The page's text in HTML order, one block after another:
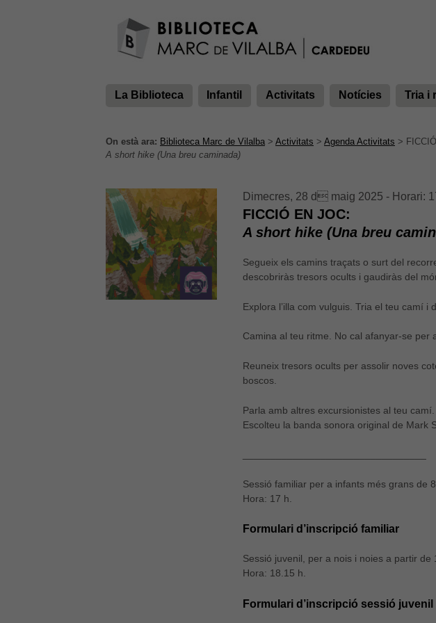
La Biblioteca Infantil Activitats Notícies Tria i
On està ara: Biblioteca Marc de Vilalba > Activitats > Agenda Activitats >
A short hike (Una breu caminada)
Dimecres, 28 d maig 2025 - Horari:
FICCIÓ EN JOC:
A short hike (Una breu
Segueix els camins traçats o surt del
descobriràs tresors ocults i gaudiràs del
Explora l’illa com vulguis. Tria el teu camí
Camina al teu ritme. No cal afanyar-se per
Reuneix tresors ocults per assolir noves
boscos.
Parla amb altres excursionistes al teu
Escolteu la banda sonora original de Mark
Sessió familiar per a infants més grans de
Hora: 17 h.
Formulari d’inscripció familiar
Sessió juvenil, per a nois i noies a partir de
Hora: 18.15 h.
Formulari d’inscripció sessió juvenil